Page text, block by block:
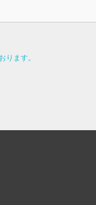
ります。